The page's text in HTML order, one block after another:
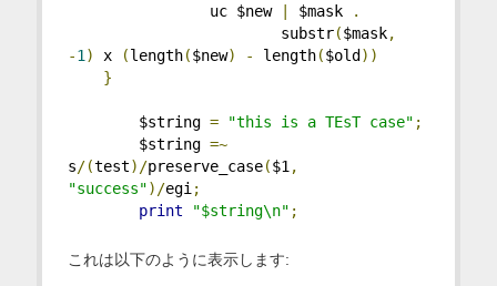
uc $new $mask
.
substr($mask,
-1) x (length($new) - length($old ))
}
$string = "this is a TEsT case" ;
$string =~
s/(test)/preserve_case($1,
"success")/egi;
print
"$string\n" ;
これは以下のように表示します: